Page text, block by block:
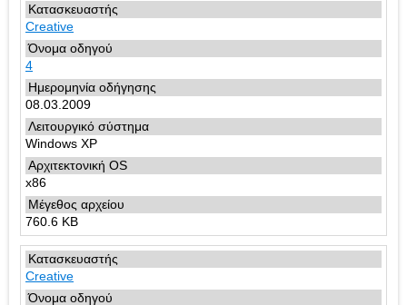
Creative
4
08.03.2009
Windows XP
x86
760.6 KB
Creative